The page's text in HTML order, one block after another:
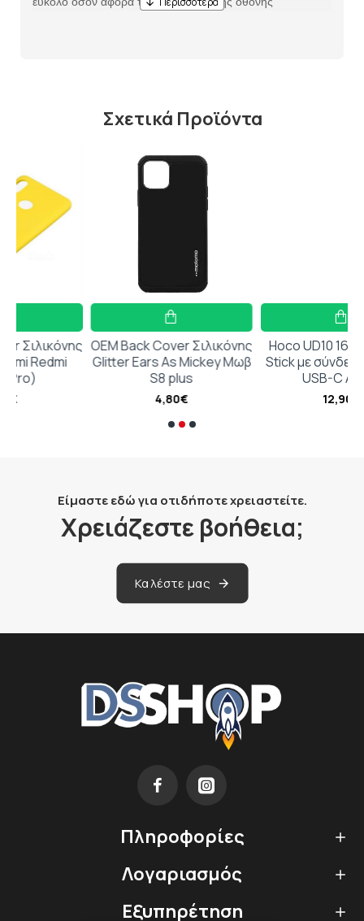
Σχετικά Προϊόντα
OEM Back Cover Σιλικόνης
Glitter Ears As Mickey Μωβ
Hoco UD10 16GB USB 2.0
Stick με σύνδεση USB-A &
USB-C Ασημί
Είμαστε εδώ για οτιδήποτε χρειαστείτε.
Χρειάζεστε βοήθεια;
Καλέστε μας
Πληροφορίες
Λογαριασμός
Εξυπηρέτηση